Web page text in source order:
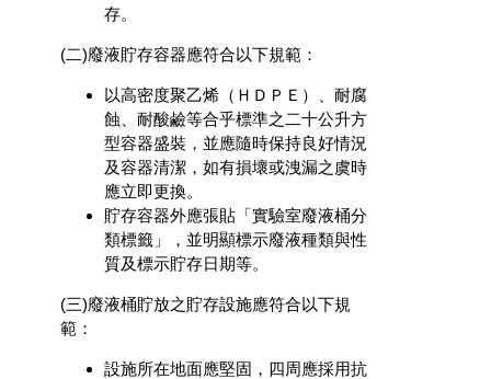
存。
(二)廢液貯存容器應符合以下規範：
以高密度聚乙烯（ＨＤＰＥ）、耐腐
蝕、耐酸鹼等合乎標準之二十公升方
型容器盛裝，並應隨時保持良好情況
及容器清潔，如有損壞或洩漏之虞時
應立即更換。
貯存容器外應張貼「實驗室廢液桶分
類標籤」，並明顯標示廢液種類與性
質及標示貯存日期等。
(三)廢液桶貯放之貯存設施應符合以下規
範：
設施所在地面應堅固，四周應採用抗